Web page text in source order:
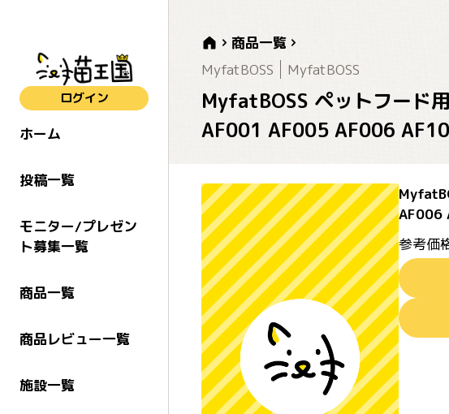
ログイン
ホーム
投稿一覧
モニター/プレゼン
ト募集一覧
商品一覧
商品レビュー一覧
施設一覧
商品一覧
MyfatBOSS
MyfatBOSS
MyfatBOSS ペットフード
AF001 AF005 AF006
AF006
参考価